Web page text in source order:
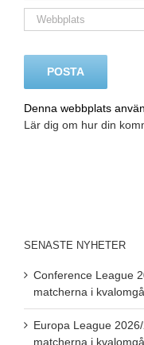
Denna webbplats
Lär dig om hur din
SENASTE NYHETER
Conference League
matcherna i
Europa League
matcherna i